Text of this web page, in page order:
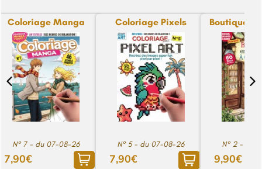
Coloriage Manga
N° 7 - du 07-08-26
7,90€
Coloriage Pixels
N° 5 - du 07-08-26
7,90€
Boutiques
N° 2 - du
9,90€